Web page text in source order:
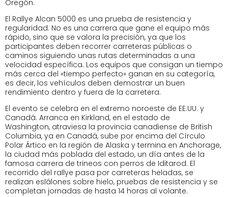
Oregón.
El Rallye Alcan 5000 es una prueba de resistencia y
regularidad. No es una carrera que gane el equipo más
rápido, sino que se valora la precisión, ya que los
participantes deben recorrer carreteras públicas o
caminos siguiendo unas rutas determinadas a una
velocidad específica. Los equipos que consigan un tiempo
más cerca del «tiempo perfecto» ganan en su categoría,
es decir, los vehículos deben demostrar un buen
rendimiento dentro y fuera de la carretera.
El evento se celebra en el extremo noroeste de EE.UU. y
Canadá. Arranca en Kirkland, en el estado de
Washington, atraviesa la provincia canadiense de British
Columbia, ya en Canadá, sube por encima del Círculo
Polar Ártico en la región de Alaska y termina en Anchorage,
la ciudad más poblada del estado, un día antes de la
famosa carrera de trineos con perros de Iditarod. El
recorrido del rallye pasa por carreteras heladas, se
realizan eslálones sobre hielo, pruebas de resistencia y se
completan jornadas de hasta 14 horas al volante.